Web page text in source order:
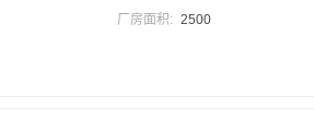
厂房面积: 2500